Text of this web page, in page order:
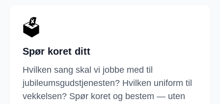
🗳️
Spør koret ditt
Hvilken sang skal vi jobbe med til
jubileumsgudstjenesten? Hvilken uniform til
vekkelsen? Spør koret og bestem — uten